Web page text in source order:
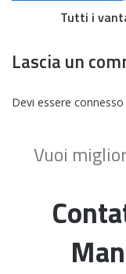
Tutti i
Lascia un
Devi essere connesso
Vuoi